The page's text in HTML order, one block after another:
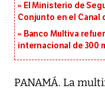
El Ministerio de
Conjunto en el Canal
Banco Multiva
internacional de 300
PANAMÁ. La